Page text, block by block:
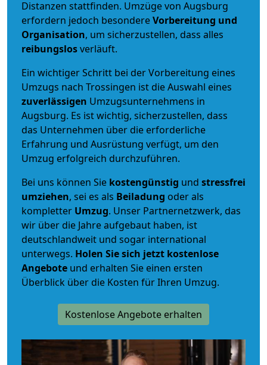
Distanzen stattfinden. Umzüge von Augsburg
erfordern jedoch besondereVorbereitung und
Organisation, um sicherzustellen, dass alles
reibungslosverläuft.
Ein wichtiger Schritt bei der Vorbereitung eines
Umzugs nach Trossingen ist die Auswahl eines
zuverlässigen Umzugsunternehmens in
Augsburg. Es ist wichtig, sicherzustellen, dass
das Unternehmen über die erforderliche
Erfahrung und Ausrüstung verfügt, um den
Umzug erfolgreich durchzuführen.
Bei uns können Sie kostengünstig und stressfrei
umziehen, sei es als Beiladung oder als
kompletter Umzug. Unser Partnernetzwerk, das
wir über die Jahre aufgebaut haben, ist
deutschlandweit und sogar international
unterwegs. Holen Sie sich jetzt kostenlose
Angebote und erhalten Sie einen ersten
Überblick über die Kosten für Ihren Umzug.
Kostenlose Angebote erhalten